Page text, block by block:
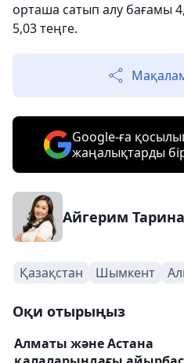
орташа сатып алу бағамы
5,03 теңге.
Google-ға
жаңалықтарды
Айгерим Тарина
Қазақстан Шымкент
Оқи отырыңыз
Алматы және Астана